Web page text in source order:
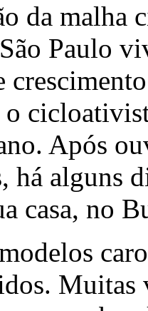
da malha
Paulo
Após
há alguns
casa, no
Muitas